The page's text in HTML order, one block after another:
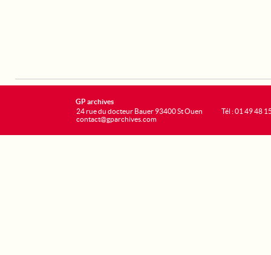
GP archives
24 rue du docteur Bauer 93400 St Ouen
contact@gparchives.com
Tél : 01 49 48